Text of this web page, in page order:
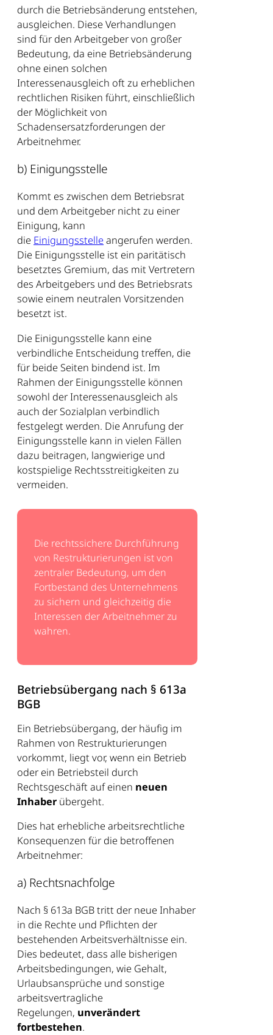
durch die Betriebsänderung entstehen,
ausgleichen. Diese Verhandlungen
sind für den Arbeitgeber von großer
Bedeutung, da eine Betriebsänderung
ohne einen solchen
Interessenausgleich oft zu erheblichen
rechtlichen Risiken führt, einschließlich
der Möglichkeit von
Schadensersatzforderungen der
Arbeitnehmer.
b) Einigungsstelle
Kommt es zwischen dem Betriebsrat
und dem Arbeitgeber nicht zu einer
Einigung, kann
die Einigungsstelle angerufen werden.
Die Einigungsstelle ist ein paritätisch
besetztes Gremium, das mit Vertretern
des Arbeitgebers und des Betriebsrats
sowie einem neutralen Vorsitzenden
besetzt ist.
Die Einigungsstelle kann eine
verbindliche Entscheidung treffen, die
für beide Seiten bindend ist. Im
Rahmen der Einigungsstelle können
sowohl der Interessenausgleich als
auch der Sozialplan verbindlich
festgelegt werden. Die Anrufung der
Einigungsstelle kann in vielen Fällen
dazu beitragen, langwierige und
kostspielige Rechtsstreitigkeiten zu
vermeiden.
Die rechtssichere Durchführung
von Restrukturierungen ist von
zentraler Bedeutung, um den
Fortbestand des Unternehmens
zu sichern und gleichzeitig die
Interessen der Arbeitnehmer zu
wahren.
Betriebsübergang nach § 613a
BGB
Ein Betriebsübergang, der häufig im
Rahmen von Restrukturierungen
vorkommt, liegt vor, wenn ein Betrieb
oder ein Betriebsteil durch
Rechtsgeschäft auf einen neuen
Inhaber übergeht.
Dies hat erhebliche arbeitsrechtliche
Konsequenzen für die betroffenen
Arbeitnehmer:
a) Rechtsnachfolge
Nach § 613a BGB tritt der neue Inhaber
in die Rechte und Pflichten der
bestehenden Arbeitsverhältnisse ein.
Dies bedeutet, dass alle bisherigen
Arbeitsbedingungen, wie Gehalt,
Urlaubsansprüche und sonstige
arbeitsvertragliche
Regelungen, unverändert
fortbestehen.